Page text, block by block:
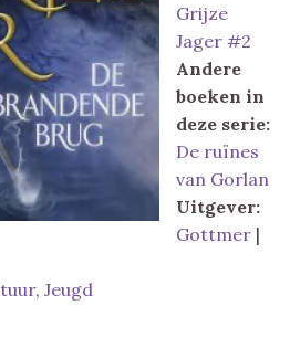
Grijze
Jager #2
Andere
boeken in
deze serie:
De ruïnes
van Gorlan
Uitgever:
Gottmer |
, Jeugd